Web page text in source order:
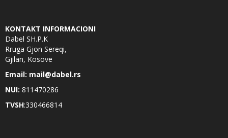
KONTAKT INFORMACIONI
Dabel SH.P.K
Rruga Gjon Sereqi,
Gjilan, Kosove
Email: mail@dabel.rs
NUI: 811470286
TVSH:330466814